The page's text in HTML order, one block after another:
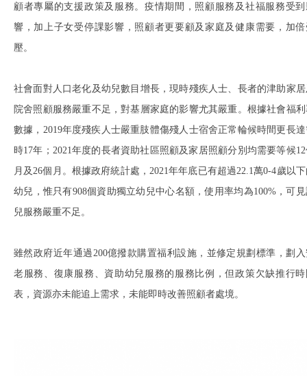
顧者專屬的支援政策及服務。疫情期間，照顧服務及社福服務受到
響，加上子女受停課影響，照顧者更要顧及家庭及健康需要，加倍
壓。
社會面對人口老化及幼兒數目增長，現時殘疾人士、長者的津助家
院舍照顧服務嚴重不足，對基層家庭的影響尤其嚴重。根據社會福
數據，2019年度殘疾人士嚴重肢體傷殘人士宿舍正常輪候時間更長
時17年；2021年度的長者資助社區照顧及家居照顧分別均需要等候
月及26個月。根據政府統計處，2021年年底已有超過22.1萬0-4歲以
幼兒，惟只有908個資助獨立幼兒中心名額，使用率均為100%，可
兒服務嚴重不足。
雖然政府近年通過200億撥款購置福利設施，並修定規劃標準，劃
老服務、復康服務、資助幼兒服務的服務比例，但政策欠缺推行時
表，資源亦未能追上需求，未能即時改善照顧者處境。